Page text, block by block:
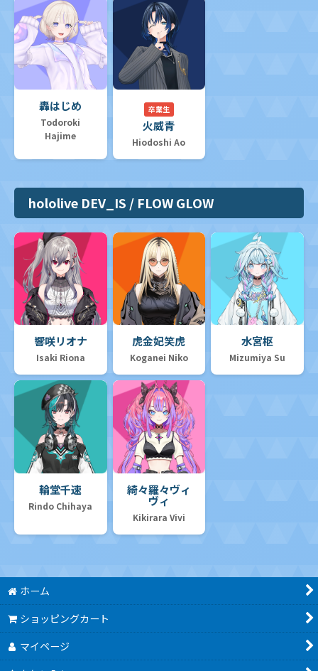
轟はじめ
Todoroki
Hajime
卒業生
火威青
Hiodoshi Ao
hololive DEV_IS / FLOW GLOW
響咲リオナ
Isaki Riona
虎金妃笑虎
Koganei Niko
水宮枢
Mizumiya Su
輪堂千速
Rindo Chihaya
綺々羅々ヴィ
ヴィ
Kikirara Vivi
ホーム
ショッピングカート
マイページ